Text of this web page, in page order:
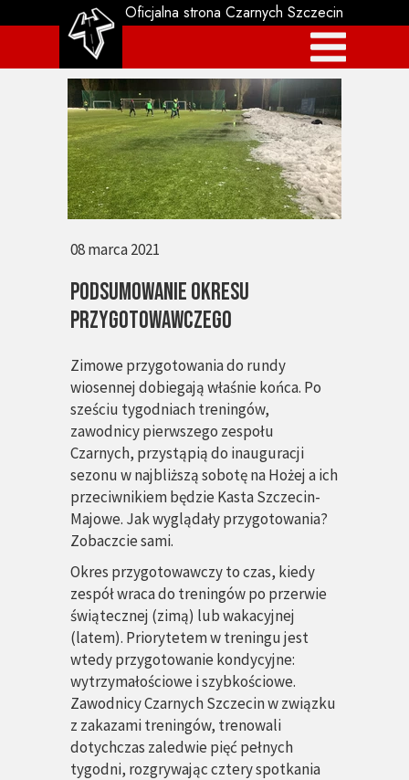
Zimowe przygotowania do rundy
wiosennej dobiegają właśnie końca. Po
sześciu tygodniach treningów,
zawodnicy pierwszego zespołu
Czarnych, przystąpią do inauguracji
sezonu w najbliższą sobotę na Hożej a ich
przeciwnikiem będzie Kasta Szczecin-
Majowe. Jak wyglądały przygotowania?
Zobaczcie sami.
Okres przygotowawczy to czas, kiedy
zespół wraca do treningów po przerwie
świątecznej (zimą) lub wakacyjnej
(latem). Priorytetem w treningu jest
wtedy przygotowanie kondycyjne:
wytrzymałościowe i szybkościowe.
Zawodnicy Czarnych Szczecin w związku
z zakazami treningów, trenowali
dotychczas zaledwie pięć pełnych
tygodni, rozgrywając cztery spotkania
Podsumowanie okresu
przygotowawczego
08 marca 2021
Oficjalna strona Czarnych Szczecin